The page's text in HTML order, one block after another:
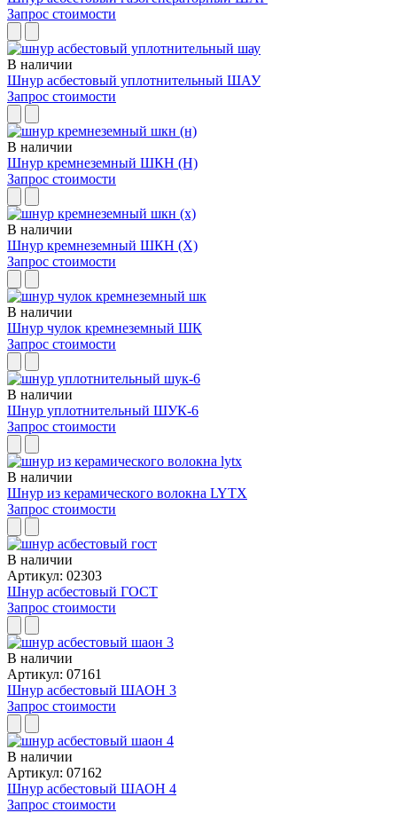
Запрос стоимости
В наличии
Шнур асбестовый уплотнительный ШАУ
Запрос стоимости
В наличии
Шнур кремнеземный ШКН (Н)
Запрос стоимости
В наличии
Шнур кремнеземный ШКН (Х)
Запрос стоимости
В наличии
Шнур чулок кремнеземный ШК
Запрос стоимости
В наличии
Шнур уплотнительный ШУК-6
Запрос стоимости
В наличии
Шнур из керамического волокна LYTX
Запрос стоимости
В наличии
Артикул: 02303
Шнур асбестовый ГОСТ
Запрос стоимости
В наличии
Артикул: 07161
Шнур асбестовый ШАОН 3
Запрос стоимости
В наличии
Артикул: 07162
Шнур асбестовый ШАОН 4
Запрос стоимости